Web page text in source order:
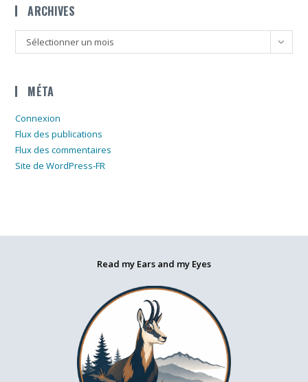
ARCHIVES
Archives
Sélectionner un mois
MÉTA
Connexion
Flux des publications
Flux des commentaires
Site de WordPress-FR
Read my Ears and my Eyes